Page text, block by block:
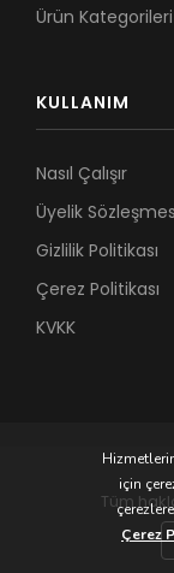
Ürün Kategorileri
KULLANIM
Nasıl Çalışır
Üyelik
Gizlilik Politikası
Çerez Politikası
KVKK
Tüm
için
Çerez